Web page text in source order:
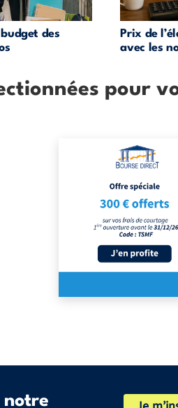
des
Prix de
avec les
pour
notre